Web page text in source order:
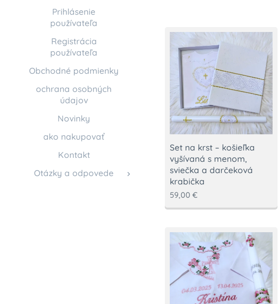
Prihlásenie
používateľa
Registrácia
používateľa
Obchodné podmienky
ochrana osobných
údajov
Novinky
ako nakupovať
Kontakt
Otázky a odpovede
Set na krst – košieľka
vyšívaná s menom,
sviečka a darčeková
krabička
59,00 €